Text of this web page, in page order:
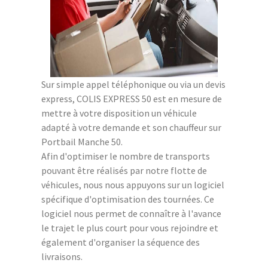
Sur simple appel téléphonique ou via un devis
express, COLIS EXPRESS 50 est en mesure de
mettre à votre disposition un véhicule
adapté à votre demande et son chauffeur sur
Portbail Manche 50.
Afin d'optimiser le nombre de transports
pouvant être réalisés par notre flotte de
véhicules, nous nous appuyons sur un logiciel
spécifique d'optimisation des tournées. Ce
logiciel nous permet de connaître à l'avance
le trajet le plus court pour vous rejoindre et
également d'organiser la séquence des
livraisons.